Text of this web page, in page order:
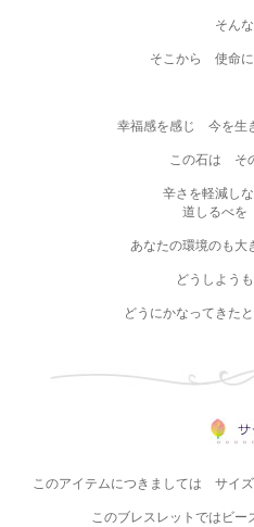
そん
そこから 使命に
幸福感を感じ 今を生
この石は そ
辛さを軽減し
道しるべを
あなたの環境のも大
どうしよう
どうにかなってきた
このアイテムにつきましては サイ
このブレスレットではビ